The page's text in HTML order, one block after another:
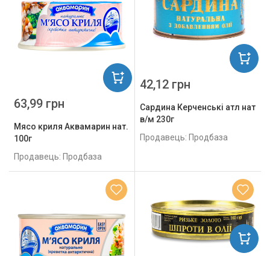
Мясо криля Аквамарин нат.
100г
Продавець: Продбаза
63,99 грн
Сардина Керченські атл нат
в/м 230г
Продавець: Продбаза
42,12 грн